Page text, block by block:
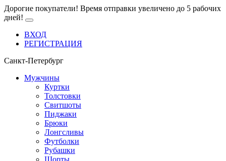
Дорогие покупатели! Время отправки увеличено до 5 рабочих
дней!
ВХОД
РЕГИСТРАЦИЯ
Санкт-Петербург
Мужчины
Куртки
Толстовки
Свитшоты
Пиджаки
Брюки
Лонгсливы
Футболки
Рубашки
Шорты